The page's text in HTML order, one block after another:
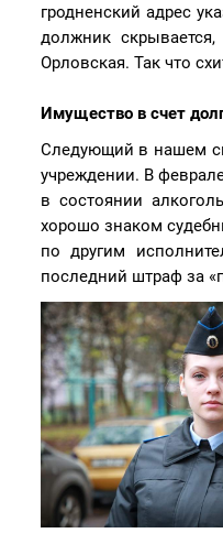
гродненский адрес
должник
Орловская. Так что
Имущество в счет
Следующий в нашем
учреждении. В
в состоянии
хорошо знаком
по другим
последний штраф за